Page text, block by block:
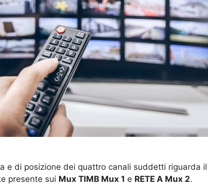
e di posizione dei quattro canali suddetti riguarda il
presente sui Mux TIMB Mux 1 e RETE A Mux 2.